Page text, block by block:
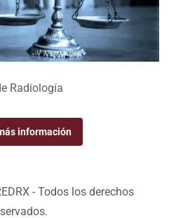
Radiología
información
- Todos los derechos